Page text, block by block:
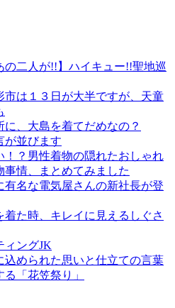
の二人が!!】ハイキュー!!聖地巡
市は１３日が大半ですが、天童
、大島を着てだめなの？
が並びます
！？男性着物の隠れたおしゃれ
事情、まとめてみました
有名な電気屋さんの新社長が登
た時、キレイに見えるしぐさ
ィングJK
込められた思いと仕立ての言葉
「花笠祭り」